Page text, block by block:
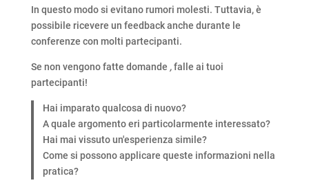
In questo modo si evitano rumori molesti. Tuttavia, è
possibile ricevere un feedback anche durante le
conferenze con molti partecipanti.
Se non vengono fatte domande ,falle ai tuoi
partecipanti!
Hai imparato qualcosa di nuovo?
A quale argomento eri particolarmente interessato?
Hai mai vissuto un'esperienza simile?
Come si possono applicare queste informazioni nella
pratica?